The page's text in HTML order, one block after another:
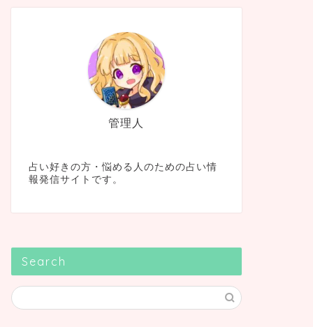
管理人
占い好きの方・悩める人のための占い情
報発信サイトです。
Search